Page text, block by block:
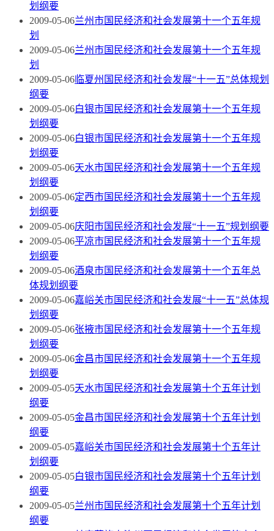
划纲要
2009-05-06兰州市国民经济和社会发展第十一个五年规
划
2009-05-06兰州市国民经济和社会发展第十一个五年规
划
2009-05-06临夏州国民经济和社会发展“十一五”总体规划
纲要
2009-05-06白银市国民经济和社会发展第十一个五年规
划纲要
2009-05-06白银市国民经济和社会发展第十一个五年规
划纲要
2009-05-06天水市国民经济和社会发展第十一个五年规
划纲要
2009-05-06定西市国民经济和社会发展第十一个五年规
划纲要
2009-05-06庆阳市国民经济和社会发展“十一五”规划纲要
2009-05-06平凉市国民经济和社会发展第十一个五年规
划纲要
2009-05-06酒泉市国民经济和社会发展第十一个五年总
体规划纲要
2009-05-06嘉峪关市国民经济和社会发展“十一五”总体规
划纲要
2009-05-06张掖市国民经济和社会发展第十一个五年规
划纲要
2009-05-06金昌市国民经济和社会发展第十一个五年规
划纲要
2009-05-05天水市国民经济和社会发展第十个五年计划
纲要
2009-05-05金昌市国民经济和社会发展第十个五年计划
纲要
2009-05-05嘉峪关市国民经济和社会发展第十个五年计
划纲要
2009-05-05白银市国民经济和社会发展第十个五年计划
纲要
2009-05-05兰州市国民经济和社会发展第十个五年计划
纲要